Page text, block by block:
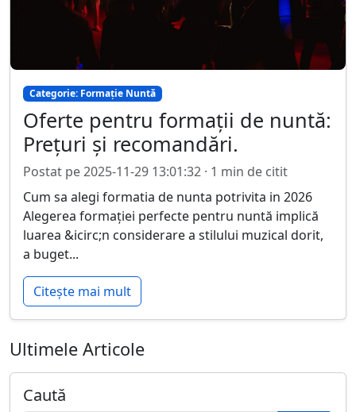
Categorie: Formație Nuntă
Oferte pentru formații de nuntă:
Prețuri și recomandări.
Postat pe 2025-11-29 13:01:32 · 1 min de citit
Cum sa alegi formatia de nunta potrivita in 2026
Alegerea formației perfecte pentru nuntă implică
luarea &icirc;n considerare a stilului muzical dorit,
a buget...
Citește mai mult
Ultimele Articole
Caută